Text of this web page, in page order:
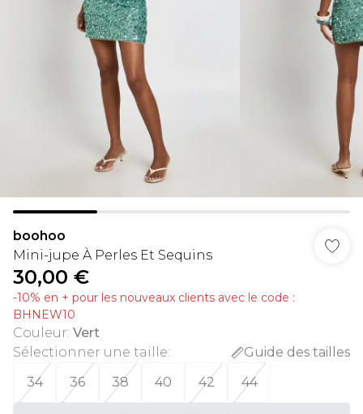
boohoo
Mini-jupe À Perles Et Sequins
30,00 €
-10% en + pour les nouveaux clients avec le code :
BHNEW10
Couleur: Vert
Sélectionner une taille:
Guide des tailles
34
36 38 40 42 44